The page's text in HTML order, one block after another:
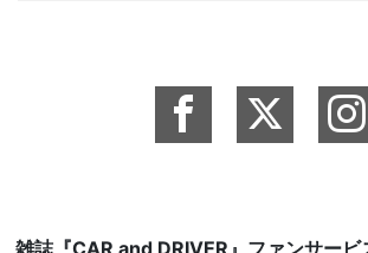
雑誌『CAR and DRIVER』ファンサービ